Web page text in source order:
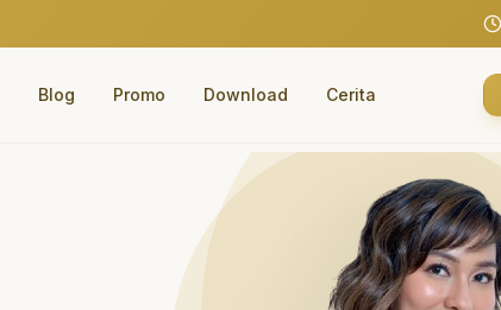
Blog Promo Download Cerita